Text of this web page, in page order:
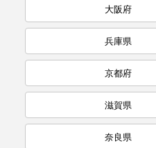
大阪府
兵庫県
京都府
滋賀県
奈良県